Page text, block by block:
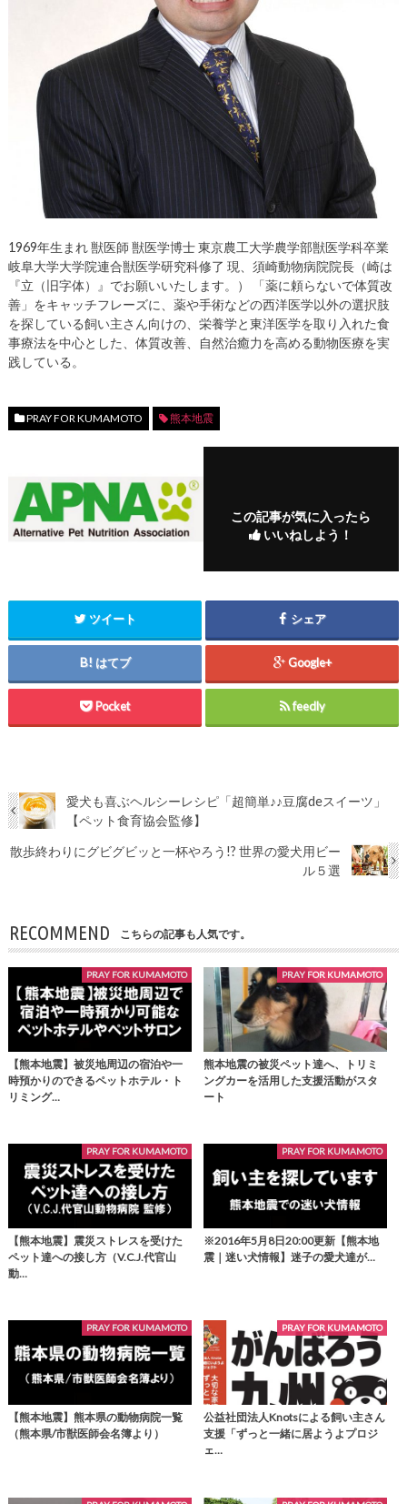
1969年生まれ 獣医師 獣医学博士 東京農工大学農学部獣医学科卒業
岐阜大学大学院連合獣医学研究科修了 現、須崎動物病院院長（崎は
『立（旧字体）』でお願いいたします。） 「薬に頼らないで体質改
善」をキャッチフレーズに、薬や手術などの西洋医学以外の選択肢
を探している飼い主さん向けの、栄養学と東洋医学を取り入れた食
事療法を中心とした、体質改善、自然治癒力を高める動物医療を実
践している。
PRAY FOR KUMAMOTO 熊本地震
この記事が気に入ったら
いいねしよう！
ツイート シェア
はてブ Google+
Pocket feedly
愛犬も喜ぶヘルシーレシピ「超簡単♪♪豆腐deスイーツ」
【ペット食育協会監修】
散歩終わりにグビグビッと一杯やろう!? 世界の愛犬用ビー
ル５選
RECOMMEND こちらの記事も人気です。
PRAY FOR KUMAMOTO
【熊本地震】被災地周辺の宿泊や一
時預かりのできるペットホテル・ト
リミング…
PRAY FOR KUMAMOTO
熊本地震の被災ペット達へ、トリミ
ングカーを活用した支援活動がスタ
ート
PRAY FOR KUMAMOTO
【熊本地震】震災ストレスを受けた
ペット達への接し方（V.C.J.代官山
動…
PRAY FOR KUMAMOTO
※2016年5月8日20:00更新【熊本地
震｜迷い犬情報】迷子の愛犬達が…
PRAY FOR KUMAMOTO
【熊本地震】熊本県の動物病院一覧
（熊本県/市獣医師会名簿より）
PRAY FOR KUMAMOTO
公益社団法人Knotsによる飼い主さん
支援「ずっと一緒に居ようよプロジ
ェ…